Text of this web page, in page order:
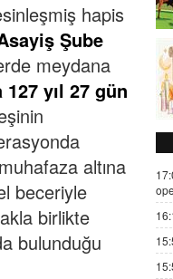
hapis
Şube
meydana
127 yıl 27 gün
altına
beceriyle
birlikte
bulunduğu